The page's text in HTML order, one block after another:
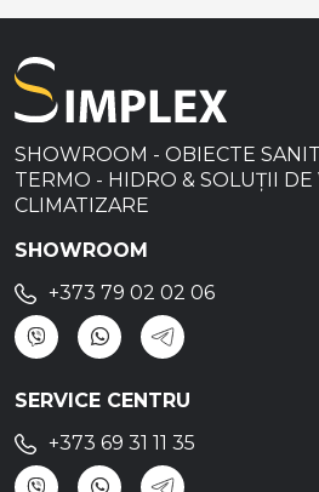
SHOWROOM - OBIECTE
TERMO - HIDRO & SOLUȚII DE
CLIMATIZARE
SHOWROOM
+373 79 02 02 06
SERVICE CENTRU
+373 69 31 11 35